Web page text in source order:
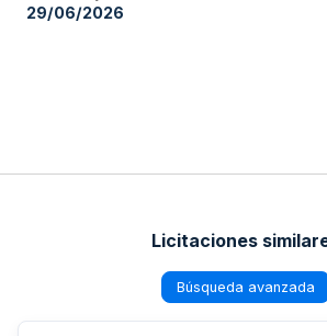
29/06/2026
Licitaciones
Búsqueda avanzada